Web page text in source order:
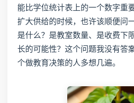
能比学位统计表上的一个数字重
扩大供给的时候，也许该顺便问
是什么？是教室数量、是收费下
长的可能性？这个问题我没有答
个做教育决策的人多想几遍。